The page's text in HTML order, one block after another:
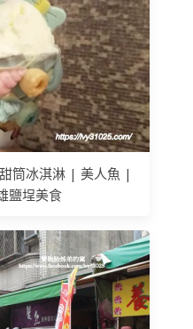
筒冰淇淋 | 美人魚 |
鹽埕美食